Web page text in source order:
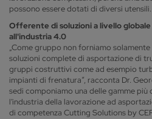
possono essere dotati di diversi utensili.
Offerente di soluzioni a livello
all'industria 4.0
„Come gruppo non forniamo
soluzioni complete di asportazione di
gruppi costruttivi come ad esempio
impianti di frenatura“, racconta Dr.
sedi componiamo una delle gamme
l'industria della lavorazione ad
di competenza Cutting Solutions by